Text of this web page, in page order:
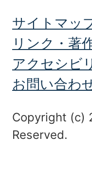
サイトマッ
リンク・著
アクセシビ
お問い合わ
Copyright (c)
Reserved.